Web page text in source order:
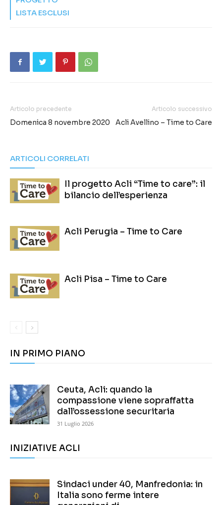
LISTA ESCLUSI
Articolo precedente
Domenica 8 novembre 2020
Articolo successivo
Acli Avellino – Time to Care
ARTICOLI CORRELATI
Il progetto Acli “Time to care”: il
bilancio dell’esperienza
Acli Perugia – Time to Care
Acli Pisa – Time to Care
IN PRIMO PIANO
Ceuta, Acli: quando la
compassione viene sopraffatta
dall’ossessione securitaria
31 Luglio 2026
INIZIATIVE ACLI
Sindaci under 40, Manfredonia: in
Italia sono ferme intere